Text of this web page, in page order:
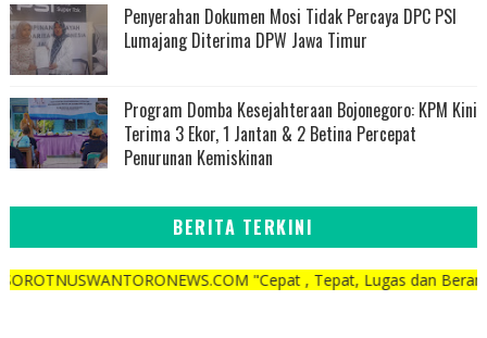
Penyerahan Dokumen Mosi Tidak Percaya DPC PSI
Lumajang Diterima DPW Jawa Timur
Program Domba Kesejahteraan Bojonegoro: KPM Kini
Terima 3 Ekor, 1 Jantan & 2 Betina Percepat
Penurunan Kemiskinan
BERITA TERKINI
"Cepat , Tepat, Lugas dan Berani"